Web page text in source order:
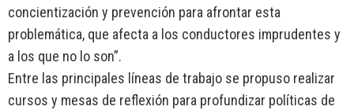
concientización y prevención para afrontar esta
problemática, que afecta a los conductores imprudentes y
a los que no lo son”.
Entre las principales líneas de trabajo se propuso realizar
cursos y mesas de reflexión para profundizar políticas de